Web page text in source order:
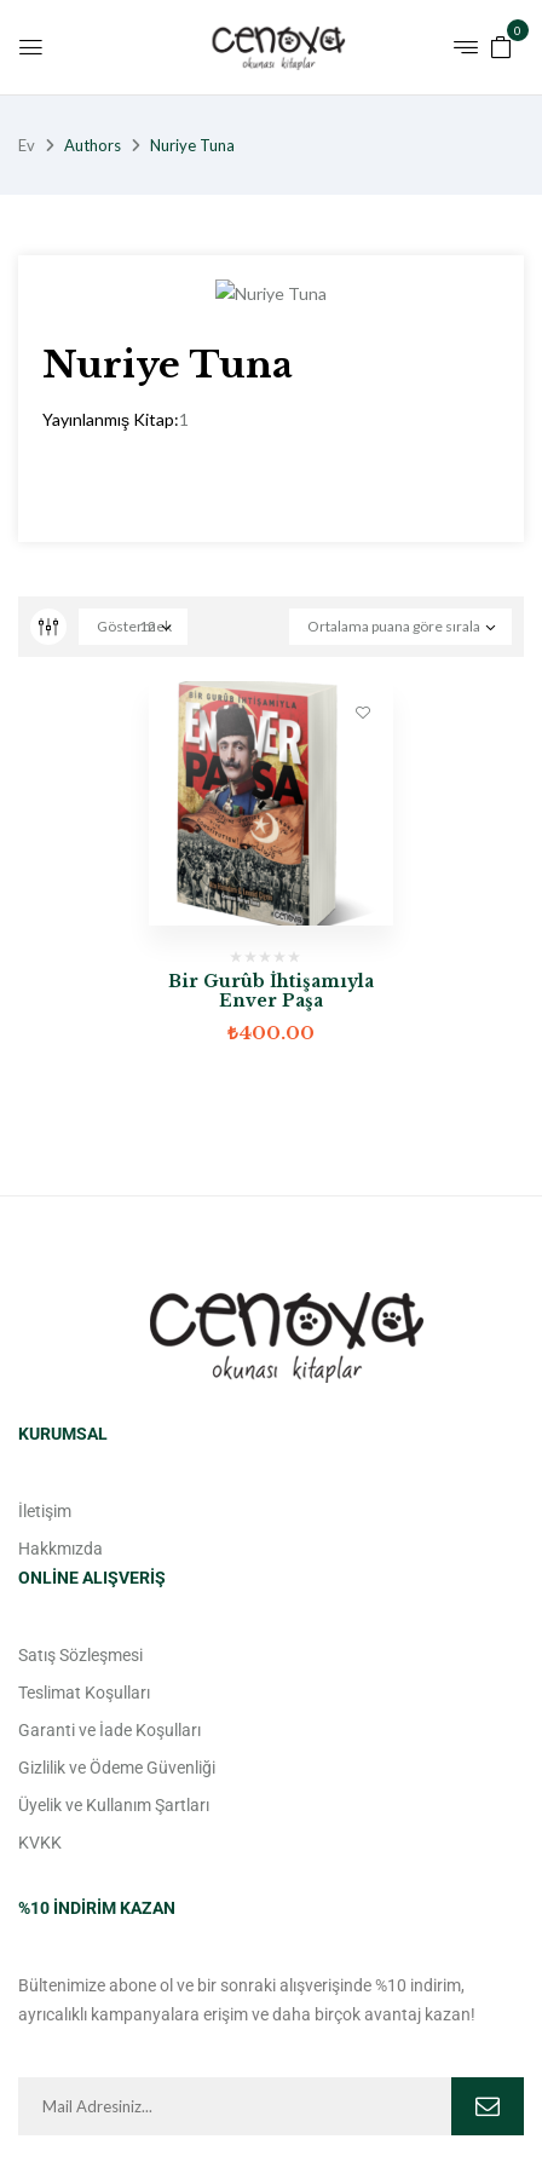
0
Ev Authors Nuriye Tuna
Nuriye Tuna
Yayınlanmış Kitap:1
Ortalama puana göre sırala
Göstermek
12
Bir Gurûb İhtişamıyla
Enver Paşa
₺400.00
KURUMSAL
İletişim
Hakkmızda
ONLINE ALIŞVERIŞ
Satış Sözleşmesi
Teslimat Koşulları
Garanti ve İade Koşulları
Gizlilik ve Ödeme Güvenliği
Üyelik ve Kullanım Şartları
KVKK
%10 INDIRIM KAZAN
Bültenimize abone ol ve bir sonraki alışverişinde %10 indirim,
ayrıcalıklı kampanyalara erişim ve daha birçok avantaj kazan!